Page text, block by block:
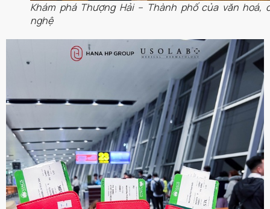
Khám phá Thượng Hải – Thành phố của văn hoá,
nghệ